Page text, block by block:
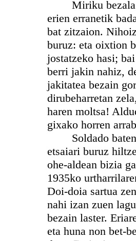
Miriku bezala ez
erien erranetik
bat zitzaion.
buruz: eta oixtion
jostatzeko hasi;
berri jakin nahiz,
jakitatea bezain
dirubeharretan
haren moltsa!
gixako horren
Soldado
etsaiari buruz
ohe-aldean bizia
1935ko
Doi-doia sartua
nahi izan zuen
bezain laster.
eta huna non bet-